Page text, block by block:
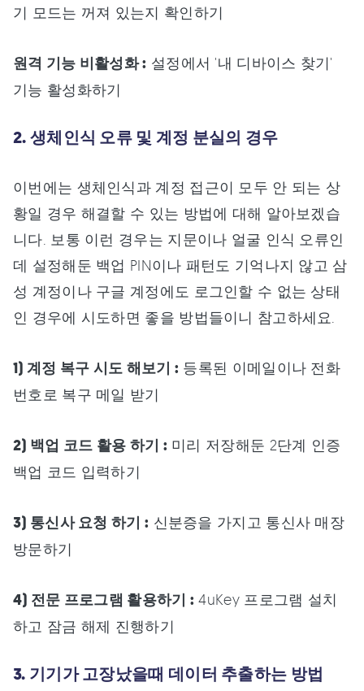
기 모드는 꺼져 있는지 확인하기
원격 기능 비활성화 : 설정에서 '내 디바이스 찾기'
기능 활성화하기
2. 생체인식 오류 및 계정 분실의 경우
이번에는 생체인식과 계정 접근이 모두 안 되는 상
황일 경우 해결할 수 있는 방법에 대해 알아보겠습
니다. 보통 이런 경우는 지문이나 얼굴 인식 오류인
데 설정해둔 백업 PIN이나 패턴도 기억나지 않고 삼
성 계정이나 구글 계정에도 로그인할 수 없는 상태
인 경우에 시도하면 좋을 방법들이니 참고하세요.
1) 계정 복구 시도 해보기 : 등록된 이메일이나 전화
번호로 복구 메일 받기
2) 백업 코드 활용 하기 : 미리 저장해둔 2단계 인증
백업 코드 입력하기
3) 통신사 요청 하기 : 신분증을 가지고 통신사 매장
방문하기
4) 전문 프로그램 활용하기 : 4uKey 프로그램 설치
하고 잠금 해제 진행하기
3. 기기가 고장났을때 데이터 추출하는 방법